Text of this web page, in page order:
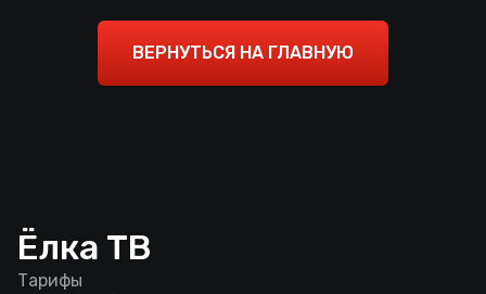
ВЕРНУТЬСЯ НА ГЛАВНУЮ
Ёлка ТВ
Тарифы